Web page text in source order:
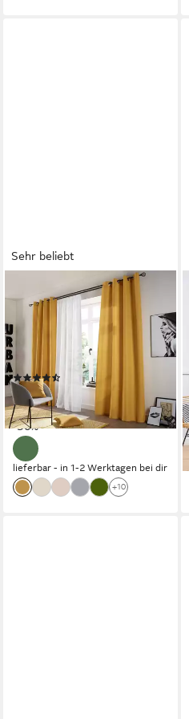
Sehr beliebt
Vorhang Raja (2 St), Ösen,
blickdicht, Polyester, einfarbig,
Einfache Montage,
Pflegeleicht, Ösen, 2 er Pack,
uni
(3044)
ab 15,99 € UVP22,99 €
(8,00 €/ 1 Stk)
-30%
lieferbar - in 1-2 Werktagen bei dir
+10